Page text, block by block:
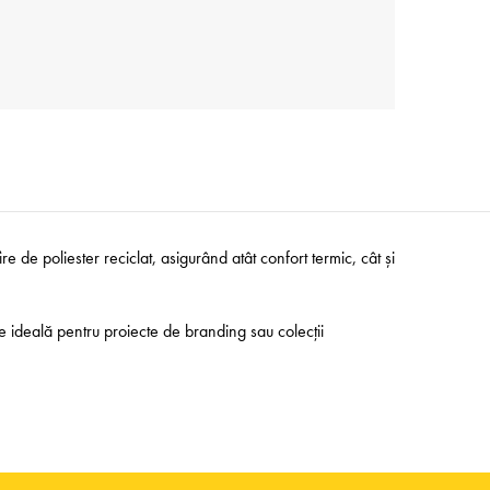
de poliester reciclat, asigurând atât confort termic, cât și
ideală pentru proiecte de branding sau colecții